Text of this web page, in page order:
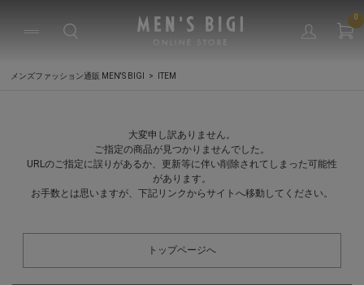
0
メンズファッション通販 MEN'S BIGI ITEM
大変申し訳ありません。
ご指定の商品が見つかりませんでした。
URLのご指定に誤りがあるか、更新等に伴い削除されてしまった可能性
があります。
お手数とは思いますが、下記リンクからサイトへ移動してください。
トップページへ